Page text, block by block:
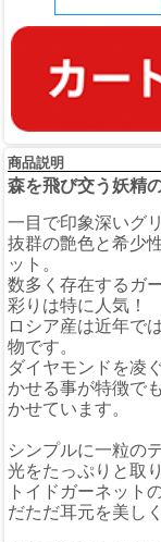
商品説明
森を飛び交う妖精
一目で印象深いグ
抜群の艶色と希少
ット。
数多く存在するガ
彩りは特に人気！
ロシア産は近年で
物です。
ダイヤモンドを凌
かせる事が特徴で
かせています。
シンプルに一粒の
光をたっぷりと取
トイドガーネット
だただ耳元を美し